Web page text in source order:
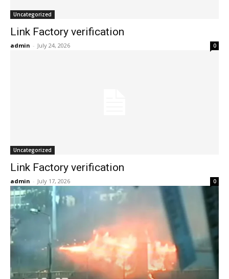
Uncategorized
Link Factory verification
admin - July 24, 2026 0
Uncategorized
Link Factory verification
admin - July 17, 2026 0